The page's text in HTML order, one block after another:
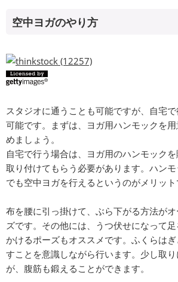
空中ヨガのやり方
スタジオに通うことも可能ですが、自宅
可能です。まずは、ヨガ用ハンモックを
めましょう。
自宅で行う場合は、ヨガ用のハンモック
取り付けてもらう必要があります。ハン
でも空中ヨガを行えるというのがメリット
布を腰に引っ掛けて、ぶら下がる方法が
ズです。その他には、うつ伏せになって
かけるポーズもオススメです。ふくらは
すことを意識しながら行います。少し取
が、腹筋も鍛えることができます。